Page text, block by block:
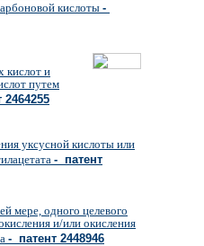
кислоты-
кислот и
путем
2464255
уксусной кислоты или
- патент
мере, одного целевого
и/или окисления
- патент 2448946